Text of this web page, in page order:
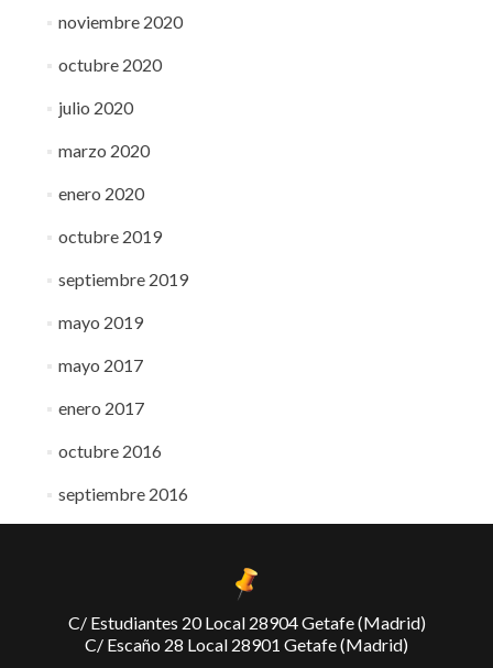
noviembre 2020
octubre 2020
julio 2020
marzo 2020
enero 2020
octubre 2019
septiembre 2019
mayo 2019
mayo 2017
enero 2017
octubre 2016
septiembre 2016
C/ Estudiantes 20 Local 28904 Getafe (Madrid)
C/ Escaño 28 Local 28901 Getafe (Madrid)